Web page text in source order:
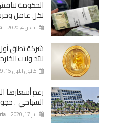
الحكومة
لكل عامل
نيسان 4, 2020
شركة تطلق
للتداولات
كانون الأول 15, 2019
رغم أسعارها
السياحي ..
ايار 17, 2020